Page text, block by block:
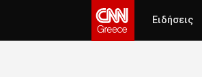
Ειδήσεις